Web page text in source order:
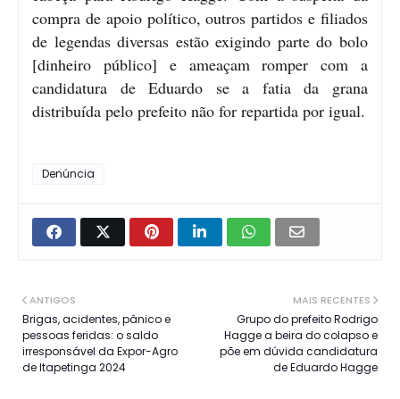
compra de apoio político, outros partidos e filiados
de legendas diversas estão exigindo parte do bolo
[dinheiro público] e ameaçam romper com a
candidatura de Eduardo se a fatia da grana
distribuída pelo prefeito não for repartida por igual.
Denúncia
MAIS RECENTES
Grupo do prefeito Rodrigo
Hagge a beira do colapso e
põe em dúvida candidatura
de Eduardo Hagge
ANTIGOS
Brigas, acidentes, pânico e
pessoas feridas: o saldo
irresponsável da Expor-Agro
de Itapetinga 2024